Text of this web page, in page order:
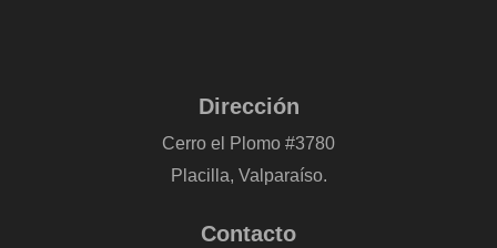
Dirección
Cerro el Plomo #3780
Placilla, Valparaíso.
Contacto